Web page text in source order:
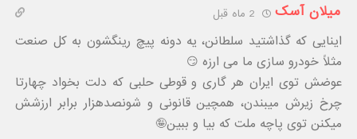
میلان آسک
اینایی که گذاشتید سلطانن، یه دونه پیچ رینگشون به کل صنعت
مثلاً خودرو سازی ما می ارزه 😏
عوضش توی ایران هر گاری و قوطی حلبی که دلت بخواد چهارتا
چرخ زیرش میبندن، همچین قانونی و شونصدهزار برابر ارزشش
میکنن توی پاچه ملت که بیا و ببین🤪